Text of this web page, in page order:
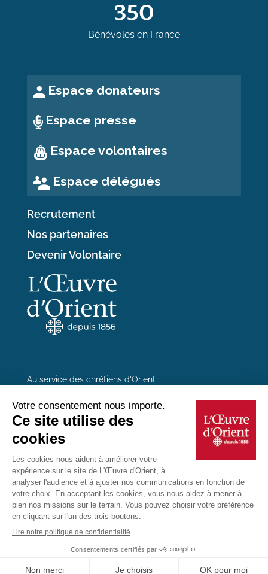
350
Bénévoles en France
Espace donateurs
Espace presse
Espace volontaires
Espace délégués
Recrutement
Nos partenaires
Devenir Volontaire
Au service des chrétiens d'Orient
20 rue du Regard 75006 Paris
Mentions Légales
Plan du site
Données personnelles